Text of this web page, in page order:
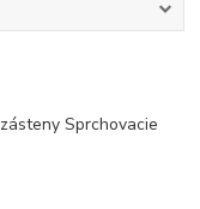
Sprchovacie